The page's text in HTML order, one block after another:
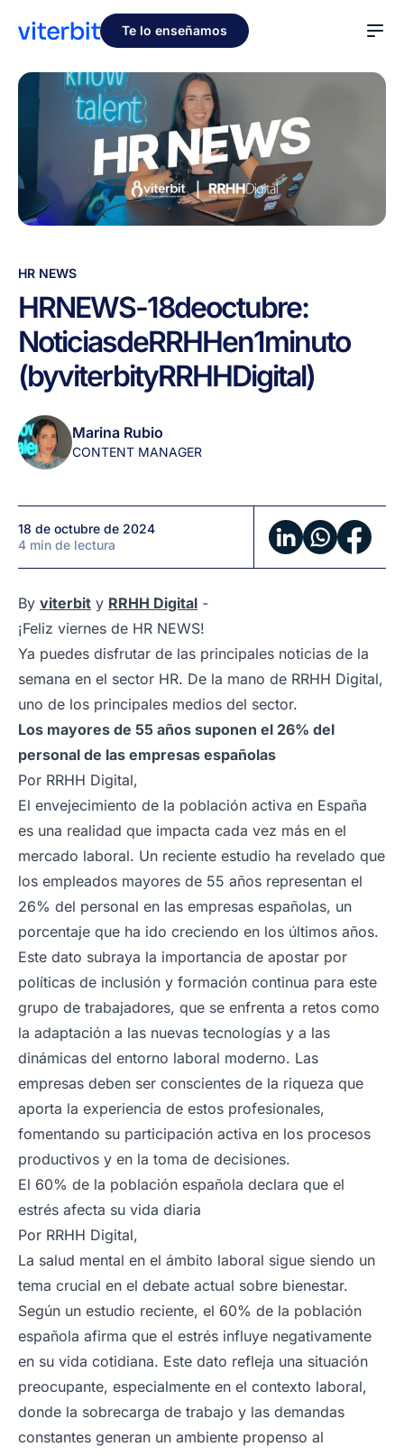
Te lo enseñamos
HR
NEWS
-
18
octubre:
de
RRHH
en
minuto
(by
viterbit
RRHH
Digital)
HR NEWS
HRNEWS-18deoctubre:
NoticiasdeRRHHen1minuto
(byviterbityRRHHDigital)
Marina Rubio
CONTENT MANAGER
18 de octubre de 2024
4 min de lectura
By viterbit y RRHH Digital -
¡Feliz viernes de HR NEWS!
Ya puedes disfrutar de las principales noticias de la
semana en el sector HR. De la mano de RRHH Digital,
uno de los principales medios del sector.
Los mayores de 55 años suponen el 26% del
personal de las empresas españolas
Por RRHH Digital,
El envejecimiento de la población activa en España
es una realidad que impacta cada vez más en el
mercado laboral. Un reciente estudio ha revelado que
los empleados mayores de 55 años representan el
26% del personal en las empresas españolas, un
porcentaje que ha ido creciendo en los últimos años.
Este dato subraya la importancia de apostar por
políticas de inclusión y formación continua para este
grupo de trabajadores, que se enfrenta a retos como
la adaptación a las nuevas tecnologías y a las
dinámicas del entorno laboral moderno. Las
empresas deben ser conscientes de la riqueza que
aporta la experiencia de estos profesionales,
fomentando su participación activa en los procesos
productivos y en la toma de decisiones.
El 60% de la población española declara que el
estrés afecta su vida diaria
Por RRHH Digital,
La salud mental en el ámbito laboral sigue siendo un
tema crucial en el debate actual sobre bienestar.
Según un estudio reciente, el 60% de la población
española afirma que el estrés influye negativamente
en su vida cotidiana. Este dato refleja una situación
preocupante, especialmente en el contexto laboral,
donde la sobrecarga de trabajo y las demandas
constantes generan un ambiente propenso al